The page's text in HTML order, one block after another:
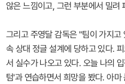
않은 느낌이고, 그런 부분에서 밀려
그리고 주영달 감독은 "팀이 가지고
속 상대 정글 설계에 당하고 있다.
서 실수가 나오고 있다. 오늘 나의
텀'과 연습하면서 희망을 봤다. 아